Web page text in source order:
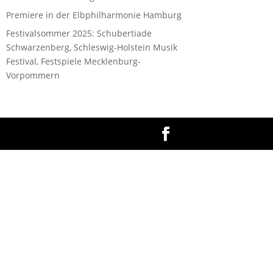
Premiere in der Elbphilharmonie Hamburg
Festivalsommer 2025: Schubertiade
Schwarzenberg, Schleswig-Holstein Musik
Festival, Festspiele Mecklenburg-
Vorpommern